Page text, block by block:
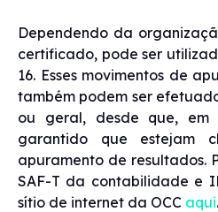
Dependendo da
certificado, pode ser
16. Esses movimentos de
também podem ser
ou geral, desde que, em
garantido que estejam
apuramento de resultados.
SAF-T da contabilidade e
sítio de internet da OCC aqui.